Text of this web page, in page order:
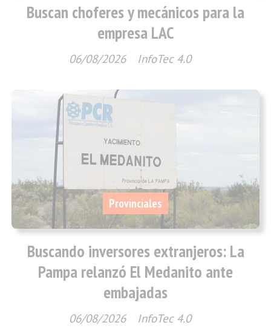
Buscan choferes y mecánicos para la
empresa LAC
InfoTec 4.0
06/08/2026
Buscando inversores extranjeros: La
Pampa relanzó El Medanito ante
embajadas
InfoTec 4.0
Provinciales
06/08/2026